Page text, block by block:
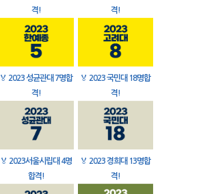
격!
격!
🏅 2023 성균관대 7명합
격!
🏅 2023 국민대 18명합
격!
🏅 2023서울시립대 4명
합격!
🏅 2023 경희대 13명합
격!